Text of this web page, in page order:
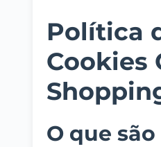
Política
Cookies
O que